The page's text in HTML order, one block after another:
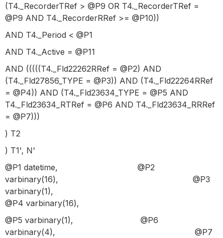
(T4._RecorderTRef > @P9 OR T4._RecorderTRef =
@P9 AND T4._RecorderRRef >= @P10))
AND T4._Period < @P1
AND T4._Active = @P11
AND (((((T4._Fld22262RRef = @P2) AND
(T4._Fld27856_TYPE = @P3)) AND (T4._Fld22264RRef
= @P4)) AND (T4._Fld23634_TYPE = @P5 AND
T4._Fld23634_RTRef = @P6 AND T4._Fld23634_RRRef
= @P7)))
) T2
) T1', N'
@P1 datetime, @P2
varbinary(16), @P3
varbinary(1),
@P4 varbinary(16),
@P5 varbinary(1), @P6
varbinary(4), @P7